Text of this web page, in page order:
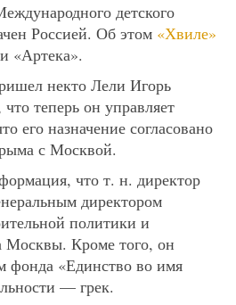
детского
Россией. Об этом «Хвиле»
«Артека».
некто Лели Игорь
теперь он управляет
его назначение согласовано
с Москвой.
что т. н. директор
директором
политики и
Москвы. Кроме того, он
фонда «Единство во имя
— грек.